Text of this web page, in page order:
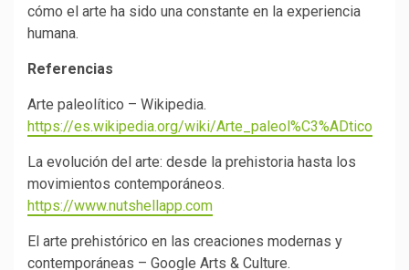
cómo el arte ha sido una constante en la experiencia
humana.
Referencias
Arte paleolítico – Wikipedia.
https://es.wikipedia.org/wiki/Arte_paleol%C3%ADtico
La evolución del arte: desde la prehistoria hasta los
movimientos contemporáneos.
https://www.nutshellapp.com
El arte prehistórico en las creaciones modernas y
contemporáneas – Google Arts & Culture.